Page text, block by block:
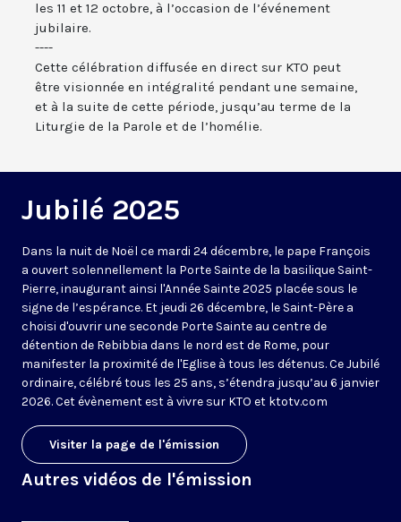
les 11 et 12 octobre, à l’occasion de l’événement
jubilaire.
----
Cette célébration diffusée en direct sur KTO peut
être visionnée en intégralité pendant une semaine,
et à la suite de cette période, jusqu’au terme de la
Liturgie de la Parole et de l’homélie.
Jubilé 2025
Dans la nuit de Noël ce mardi 24 décembre, le pape François
a ouvert solennellement la Porte Sainte de la basilique Saint-
Pierre, inaugurant ainsi l'Année Sainte 2025 placée sous le
signe de l’espérance. Et jeudi 26 décembre, le Saint-Père a
choisi d'ouvrir une seconde Porte Sainte au centre de
détention de Rebibbia dans le nord est de Rome, pour
manifester la proximité de l'Eglise à tous les détenus. Ce Jubilé
ordinaire, célébré tous les 25 ans, s’étendra jusqu’au 6 janvier
2026. Cet évènement est à vivre sur KTO et ktotv.com
Visiter la page de l'émission
Autres vidéos de l'émission